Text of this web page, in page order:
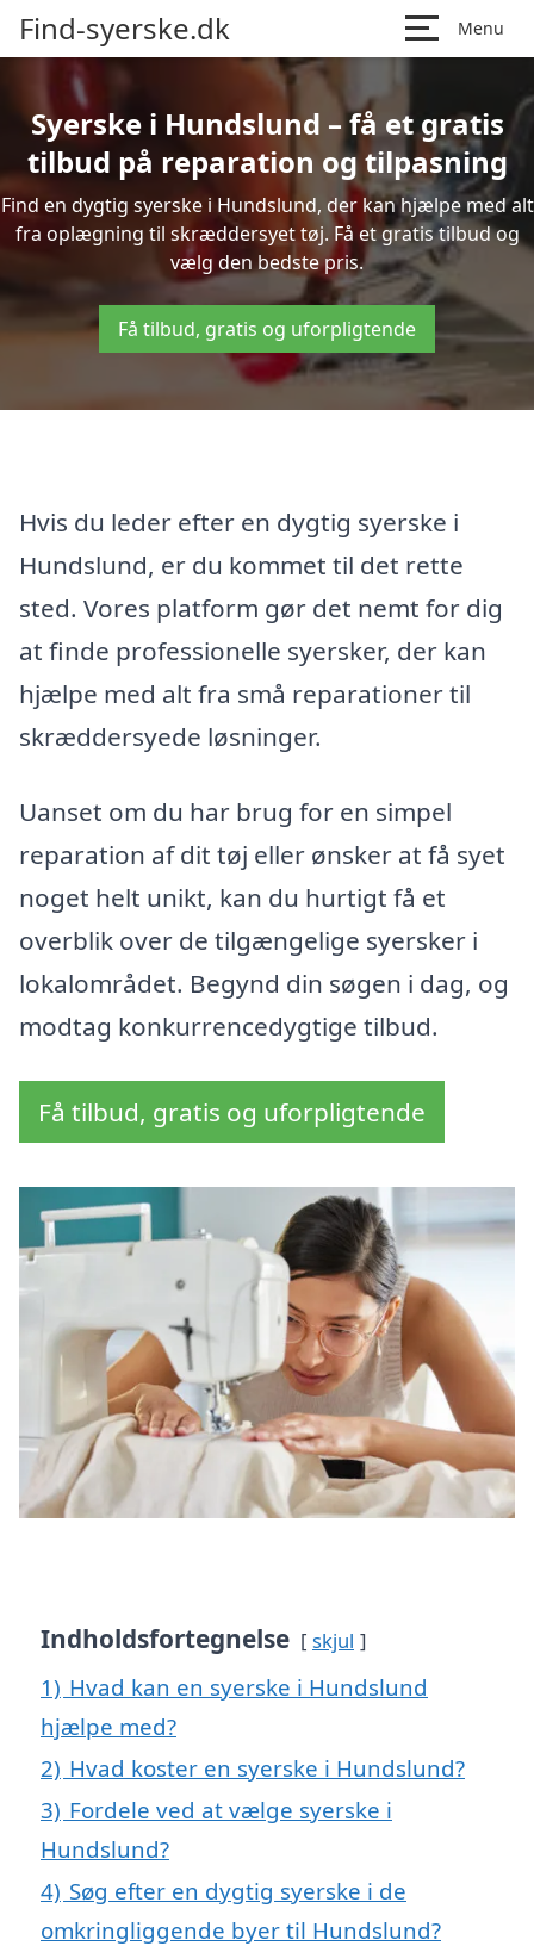
Find-syerske.dk Menu
Syerske i Hundslund – få et gratis
tilbud på reparation og tilpasning
Find en dygtig syerske i Hundslund, der kan hjælpe med alt
fra oplægning til skræddersyet tøj. Få et gratis tilbud og
vælg den bedste pris.
Få tilbud, gratis og uforpligtende
Hvis du leder efter en dygtig syerske i
Hundslund, er du kommet til det rette
sted. Vores platform gør det nemt for dig
at finde professionelle syersker, der kan
hjælpe med alt fra små reparationer til
skræddersyede løsninger.
Uanset om du har brug for en simpel
reparation af dit tøj eller ønsker at få syet
noget helt unikt, kan du hurtigt få et
overblik over de tilgængelige syersker i
lokalområdet. Begynd din søgen i dag, og
modtag konkurrencedygtige tilbud.
Få tilbud, gratis og uforpligtende
Indholdsfortegnelse skjul
1) Hvad kan en syerske i Hundslund
hjælpe med?
2) Hvad koster en syerske i Hundslund?
3) Fordele ved at vælge syerske i
Hundslund?
4) Søg efter en dygtig syerske i de
omkringliggende byer til Hundslund?